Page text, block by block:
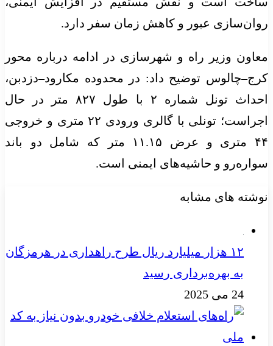
روان‌سازی عبور و کاهش زمان سفر دارد.
معاون وزیر راه و شهرسازی در ادامه درباره محور
کرج–چالوس توضیح داد: در محدوده مکارود–دزدبن،
احداث تونل شماره ۲ با طول ۸۲۷ متر در حال
اجراست؛ تونلی با گالری ورودی ۲۲ متری و خروجی
۴۴ متری و عرض ۱۱.۱۵ متر که شامل دو باند
سواره‌رو و حاشیه‌های ایمنی است.
نوشته های مشابه
۱۲ هزار میلیارد ریال طرح راهداری در هرمزگان
به بهره‌برداری رسید
24 می 2025